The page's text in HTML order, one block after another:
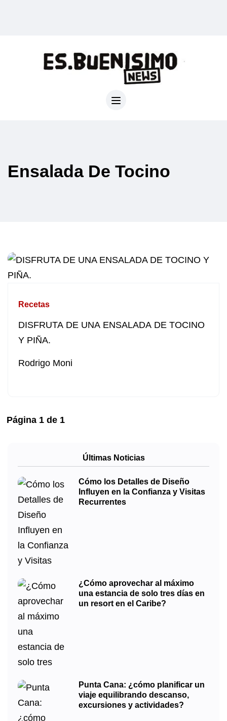
Ensalada De Tocino
Recetas
DISFRUTA DE UNA ENSALADA DE TOCINO
Y PIÑA.
Rodrigo Moni
Página 1 de 1
Últimas Noticias
Cómo los Detalles de Diseño
Influyen en la Confianza y Visitas
Recurrentes
¿Cómo aprovechar al máximo
una estancia de solo tres días en
un resort en el Caribe?
Punta Cana: ¿cómo planificar un
viaje equilibrando descanso,
excursiones y actividades?